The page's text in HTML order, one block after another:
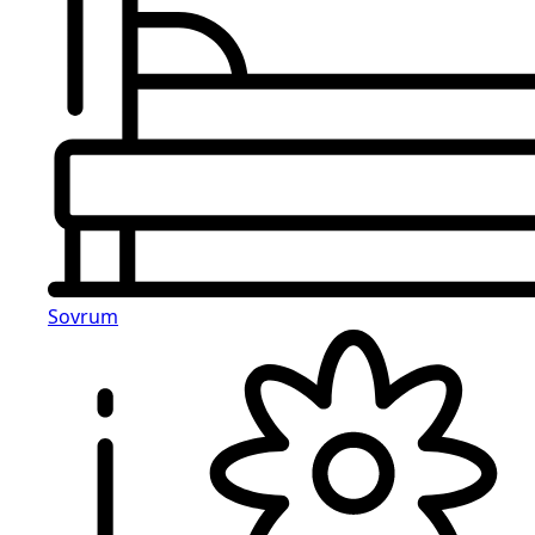
Sovrum